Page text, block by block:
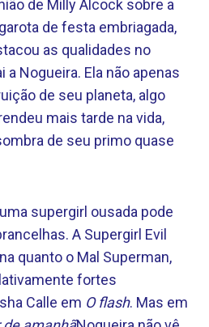
de Milly Alcock sobre a
de festa embriagada,
as qualidades no
Nogueira. Ela não apenas
de seu planeta, algo
mais tarde na vida,
de seu primo quase
supergirl ousada pode
A Supergirl Evil
quanto o Mal Superman,
fortes
Calle em O flash. Mas em